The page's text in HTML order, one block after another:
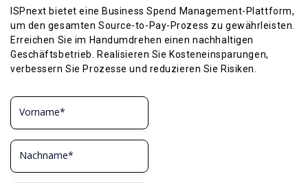
ISPnext bietet eine Business Spend Management-Plattform,
um den gesamten Source-to-Pay-Prozess zu gewährleisten.
Erreichen Sie im Handumdrehen einen nachhaltigen
Geschäftsbetrieb. Realisieren Sie Kosteneinsparungen,
verbessern Sie Prozesse und reduzieren Sie Risiken.